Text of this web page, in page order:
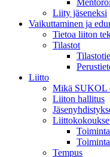
Liity jäseneksi
Vaikuttaminen ja
Tietoa liiton
Tilastot
Liitto
Mikä SUKOL
Liiton hallitus
Tempus